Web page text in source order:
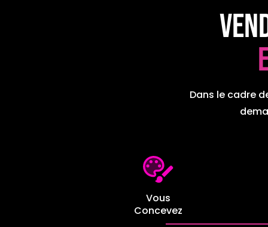
Dans le cadre
Vous
Concevez